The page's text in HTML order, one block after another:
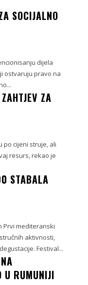
SOCIJALNO
dijela
ostvaruju pravo na
ZA
po cijeni struje, ali
resurs, rekao je
STABALA
Prvi mediteranski
aktivnosti,
Festival...
U RUMUNIJI